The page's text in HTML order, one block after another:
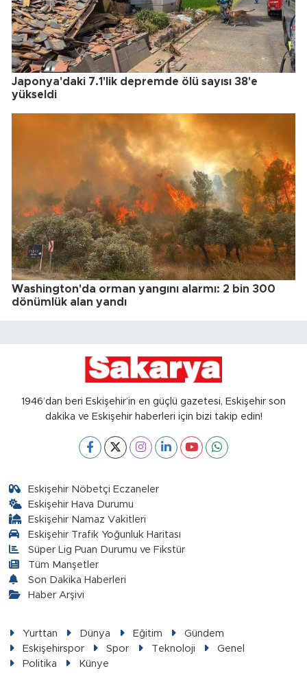
Japonya'daki 7.1'lik depremde ölü sayısı 38'e
yükseldi
Washington'da orman yangını alarmı: 2 bin 300
dönümlük alan yandı
1946’dan beri Eskişehir’in en güçlü gazetesi, Eskişehir son
dakika ve Eskişehir haberleri için bizi takip edin!
Eskişehir Nöbetçi Eczaneler
Eskişehir Hava Durumu
Eskişehir Namaz Vakitleri
Eskişehir Trafik Yoğunluk Haritası
Süper Lig Puan Durumu ve Fikstür
Tüm Manşetler
Son Dakika Haberleri
Haber Arşivi
Yurttan Dünya Eğitim
Gündem
Eskişehirspor
Spor Teknoloji
Genel
Politika
Künye